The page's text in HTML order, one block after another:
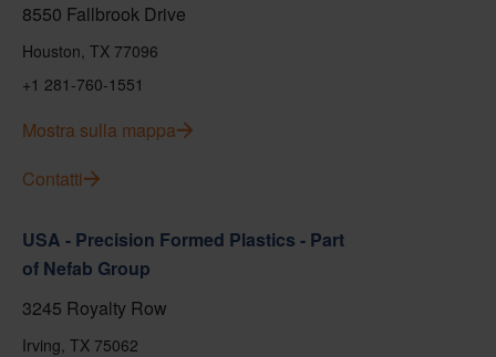
8550 Fallbrook Drive
Houston, TX 77096
+1 281-760-1551
Mostra sulla mappa
Contatti
USA - Precision Formed Plastics - Part
of Nefab Group
3245 Royalty Row
Irving, TX 75062